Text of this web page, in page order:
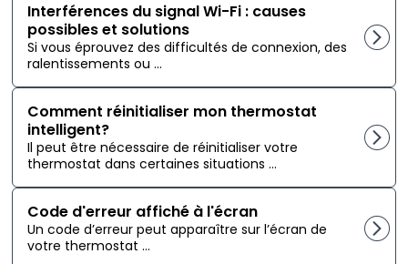
Interférences du signal Wi-Fi : causes
possibles et solutions
Si vous éprouvez des difficultés de connexion, des
ralentissements ou ...
Comment réinitialiser mon thermostat
intelligent?
Il peut être nécessaire de réinitialiser votre
thermostat dans certaines situations ...
Code d'erreur affiché à l'écran
Un code d’erreur peut apparaître sur l’écran de
votre thermostat ...